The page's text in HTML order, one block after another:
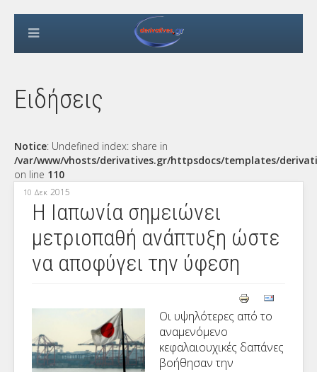
Ειδήσεις
Notice: Undefined index: share in
/var/www/vhosts/derivatives.gr/httpsdocs/templates/
on line 110
10 Δεκ 2015
Η Ιαπωνία σημειώνει
μετριοπαθή ανάπτυξη ώστε
να αποφύγει την ύφεση
Οι υψηλότερες από το
αναμενόμενο
κεφαλαιουχικές δαπάνες
βοήθησαν την